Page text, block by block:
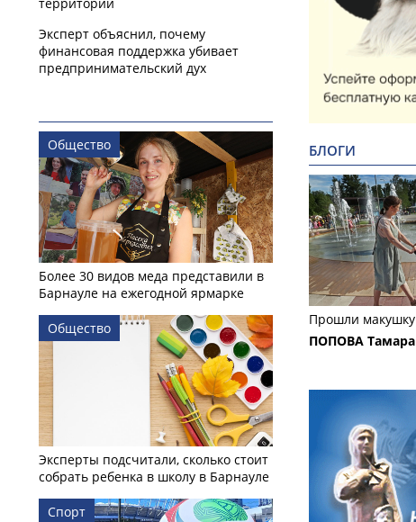
Эксперт объяснил, почему
финансовая поддержка убивает
предпринимательский дух
Общество
Более 30 видов меда представили в
Барнауле на ежегодной ярмарке
Общество
Эксперты подсчитали, сколько стоит
собрать ребенка в школу в Барнауле
Спорт
БЛОГИ
Прошли макушку
ПОПОВА Тамара